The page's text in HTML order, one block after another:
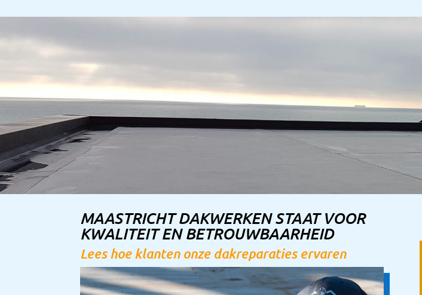
MAASTRICHT DAKWERKEN STAAT VOOR
KWALITEIT EN BETROUWBAARHEID
Lees hoe klanten onze dakreparaties ervaren